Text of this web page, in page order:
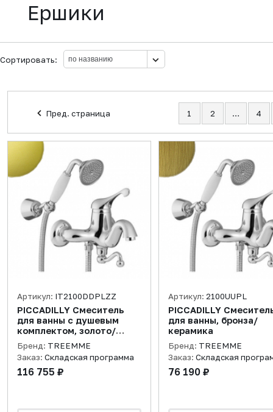
Ершики
Сортировать:
Пред. страница 1 2 … 4
Артикул: IT2100DDPLZZ
PICCADILLY Смеситель
для ванны с душевым
комплектом, золото/
керамика
Бренд: TREEMME
Заказ: Складская программа
116 755 ₽
Артикул: 2100UUPL
PICCADILLY
для ванны, бронза/
керамика
Бренд: TREEMME
Заказ: Складская
76 190 ₽